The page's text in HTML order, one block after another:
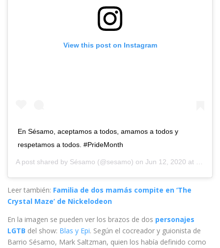
View this post on Instagram
En Sésamo, aceptamos a todos, amamos a todos y
respetamos a todos. #PrideMonth
A post shared by Sésamo (@sesamo) on Jun 12, 2020 at 2:24pm PDT
Leer también: Familia de dos mamás compite en ‘The
Crystal Maze’ de Nickelodeon
En la imagen se pueden ver los brazos de dos personajes
LGTB del show: Blas y Epi. Según el cocreador y guionista de
Barrio Sésamo, Mark Saltzman, quien los había definido como